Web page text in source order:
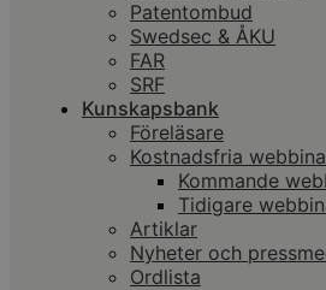
Patentombud
Swedsec & ÅKU
FAR
SRF
Kunskapsbank
Föreläsare
Kostnadsfria
Kommande
Tidigare
Artiklar
Nyheter och
Ordlista